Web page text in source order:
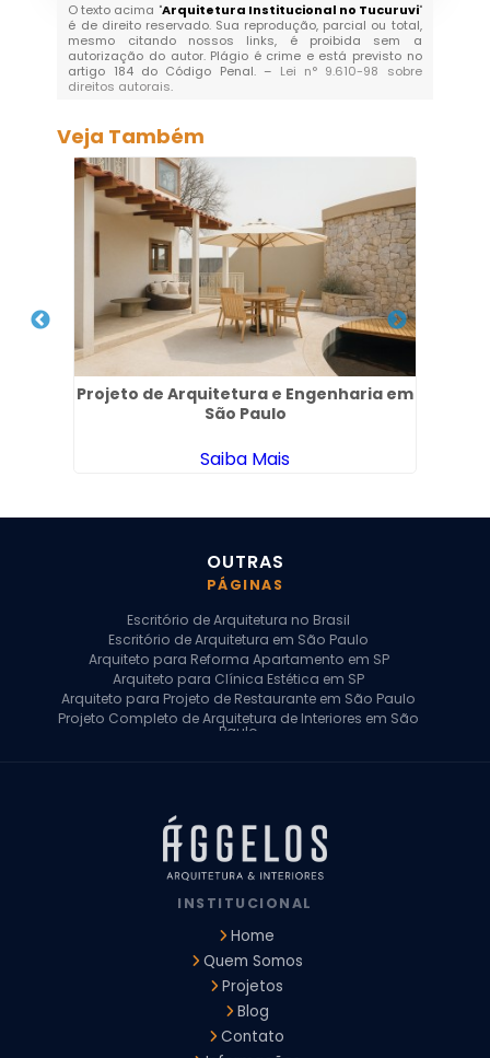
O texto acima "Arquitetura Institucional no Tucuruvi"
é de direito reservado. Sua reprodução, parcial ou total,
mesmo citando nossos links, é proibida sem a
autorização do autor. Plágio é crime e está previsto no
artigo 184 do Código Penal. – Lei n° 9.610-98 sobre
direitos autorais.
Veja Também
Projeto de Arquitetura e Engenharia em
São Paulo
Saiba Mais
OUTRAS
PÁGINAS
Escritório de Arquitetura no Brasil
Escritório de Arquitetura em São Paulo
Arquiteto para Reforma Apartamento em SP
Arquiteto para Clínica Estética em SP
Arquiteto para Projeto de Restaurante em São Paulo
Projeto Completo de Arquitetura de Interiores em São
Paulo
Arquiteto para Projeto Comercial em São Paulo
Arquiteto Comercial
Arquiteto para Reforma de Apartamento
Arquiteto para Reforma Residencial
Arquitetura para Reforma de Casas
Design de Interiores Apartamentos
Design de Interiores Residencial
Empresa de Arquitetura e Design
Empresas de Arquitetura e Design de Interiores
Escritório de Design de Interiores
Projeto Executivo Arquitetura
Arquitetura Institucional
INSTITUCIONAL
Home
Quem Somos
Projetos
Blog
Contato